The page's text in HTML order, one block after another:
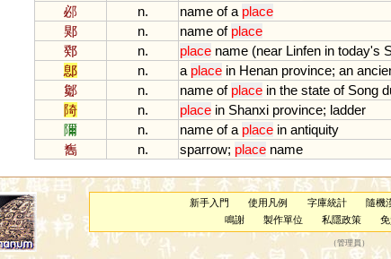
邲
n. name of a place
郹
n. name of place
鄈
n. place name (near Linfen in today's
鄎
n. a place in Henan province; an
酁
n. name of place in the state of Song
陭
n. place in Shanxi province; ladder
隬
n. name of a place in antiquity
雟
n. sparrow; place name
新手入門 使用凡例 字庫統計 隨機
鳴謝
製作單位 私隱政策
（管理員 ）